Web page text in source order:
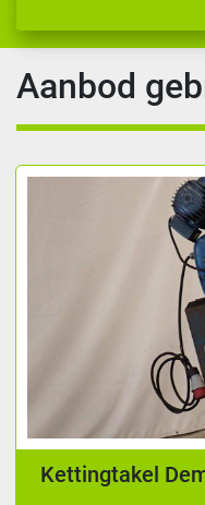
Aanbod
Kettingtakel